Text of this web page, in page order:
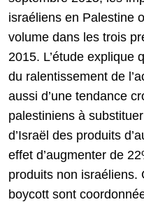
israéliens en Palestine
volume dans les trois
2015. L’étude explique
du ralentissement de
aussi d’une tendance
palestiniens à
d’Israël des produits
effet d’augmenter de
produits non israéliens.
boycott sont